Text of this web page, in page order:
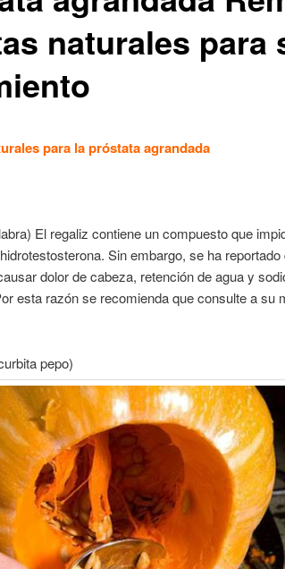
naturales para
para la próstata agrandada
El regaliz contiene un compuesto que
Sin embargo, se ha
dolor de cabeza, retención de agua y
esta razón se recomienda que consulte a su
pepo)